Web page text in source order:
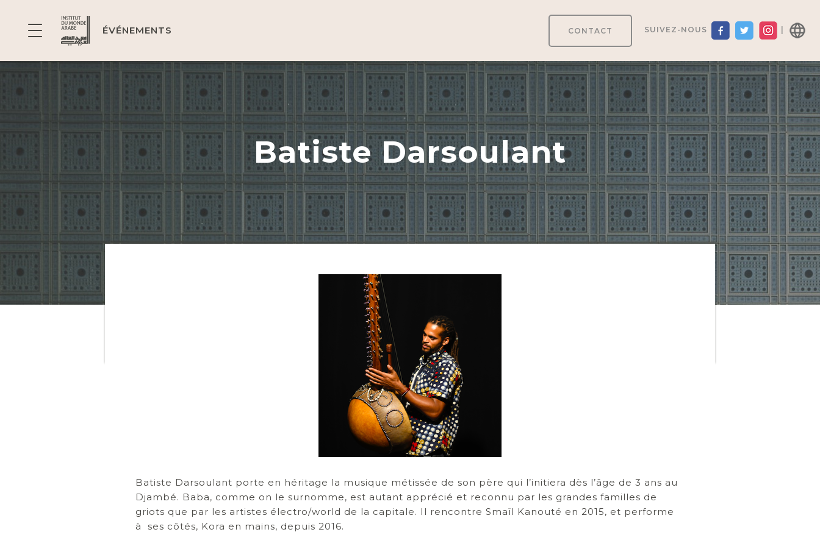
ÉVÉNEMENTS CONTACT SUIVEZ-NOUS
Batiste Darsoulant
Batiste Darsoulant porte en héritage la musique métissée de son père qui l’initiera dès l’âge de 3 ans au
Djambé. Baba, comme on le surnomme, est autant apprécié et reconnu par les grandes familles de
griots que par les artistes électro/world de la capitale. Il rencontre Smaïl Kanouté en 2015, et performe
à ses côtés, Kora en mains, depuis 2016.